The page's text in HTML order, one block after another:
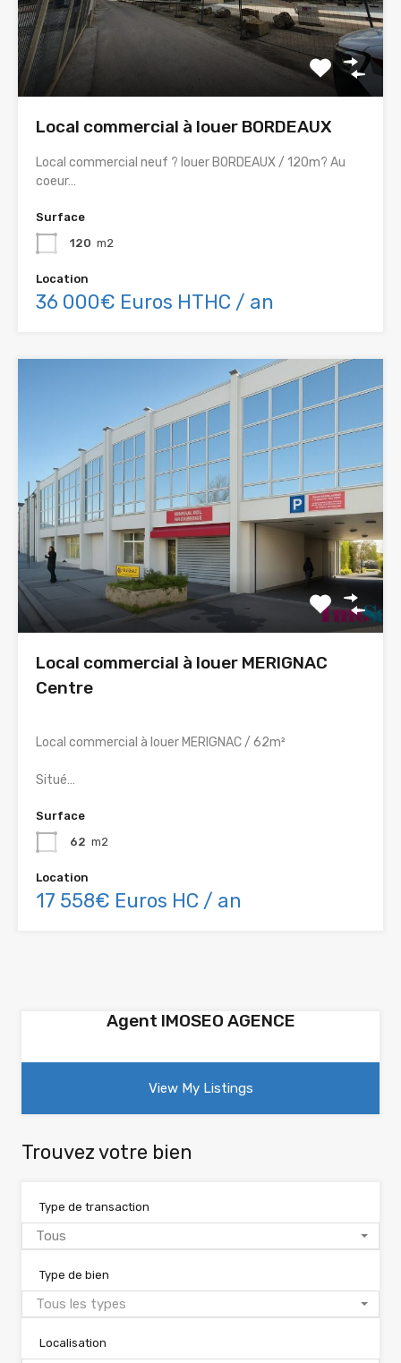
Local commercial à louer BORDEAUX
Local commercial neuf ? louer BORDEAUX / 120m? Au
coeur…
Surface
120 m2
Location
36 000€ Euros HTHC / an
Local commercial à louer MERIGNAC
Centre
Local commercial à louer MERIGNAC / 62m²
Situé…
Surface
62 m2
Location
17 558€ Euros HC / an
Agent IMOSEO AGENCE
View My Listings
Trouvez votre bien
Type de transaction
Tous
Type de bien
Tous les types
Localisation